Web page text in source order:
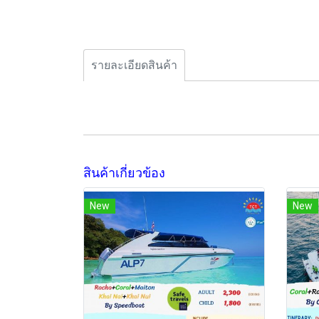
รายละเอียดสินค้า
สินค้าเกี่ยวข้อง
New New